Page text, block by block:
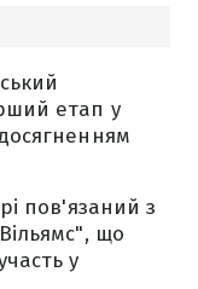
етап у
пов'язаний з
що
у